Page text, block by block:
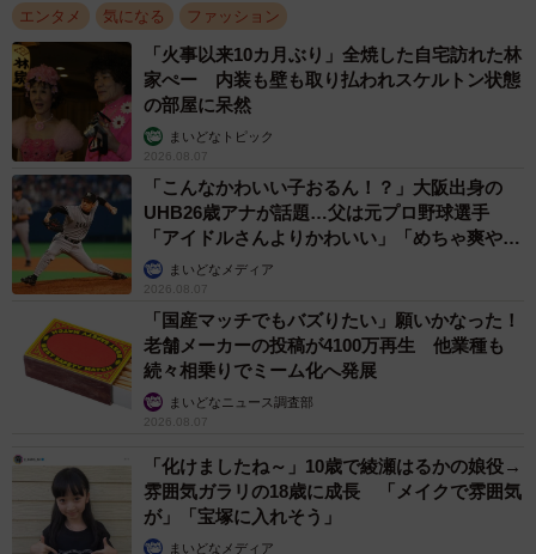
エンタメ 気になる ファッション
「火事以来10カ月ぶり」全焼した自宅訪れた林
家ぺー 内装も壁も取り払われスケルトン状態
の部屋に呆然
まいどなトピック
2026.08.07
「こんなかわいい子おるん！？」大阪出身の
UHB26歳アナが話題…父は元プロ野球選手
「アイドルさんよりかわいい」「めちゃ爽や
か」まいどなメディア
2026.08.07
「国産マッチでもバズりたい」願いかなった！
老舗メーカーの投稿が4100万再生 他業種も
続々相乗りでミーム化へ発展
まいどなニュース調査部
2026.08.07
「化けましたね～」10歳で綾瀬はるかの娘役→
雰囲気ガラリの18歳に成長 「メイクで雰囲気
が」「宝塚に入れそう」
まいどなメディア